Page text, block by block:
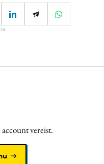
vereist.